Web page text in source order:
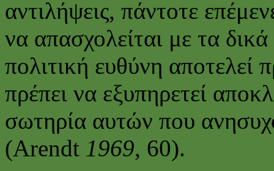
αντιλήψεις, πάντοτε
να απασχολείται με τα
πολιτική ευθύνη
πρέπει να εξυπηρετεί
σωτηρία αυτών που
(Arendt 1969, 60).